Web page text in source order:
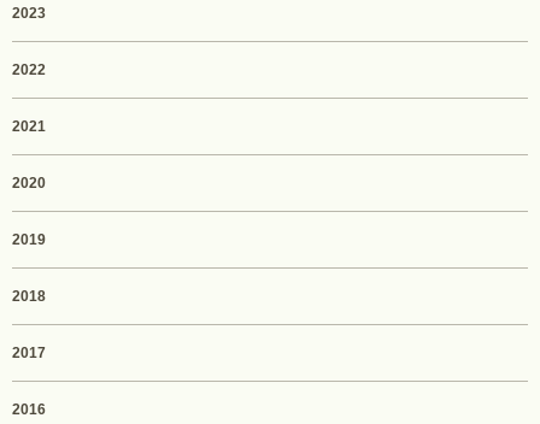
2023
2022
2021
2020
2019
2018
2017
2016